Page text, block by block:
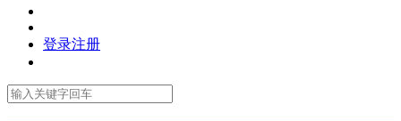
登录注册